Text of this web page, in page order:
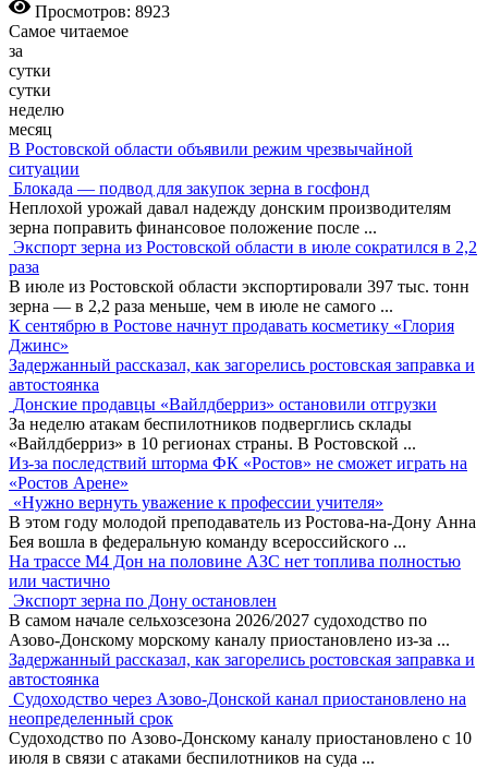
Просмотров: 8923
Самое читаемое
за
сутки
сутки
неделю
месяц
В Ростовской области объявили режим чрезвычайной
ситуации
Блокада — подвод для закупок зерна в госфонд
Неплохой урожай давал надежду донским производителям
зерна поправить финансовое положение после ...
Экспорт зерна из Ростовской области в июле сократился в 2,2
раза
В июле из Ростовской области экспортировали 397 тыс. тонн
зерна — в 2,2 раза меньше, чем в июле не самого ...
К сентябрю в Ростове начнут продавать косметику «Глория
Джинс»
Задержанный рассказал, как загорелись ростовская заправка и
автостоянка
Донские продавцы «Вайлдберриз» остановили отгрузки
За неделю атакам беспилотников подверглись склады
«Вайлдберриз» в 10 регионах страны. В Ростовской ...
Из-за последствий шторма ФК «Ростов» не сможет играть на
«Ростов Арене»
«Нужно вернуть уважение к профессии учителя»
В этом году молодой преподаватель из Ростова-на-Дону Анна
Бея вошла в федеральную команду всероссийского ...
На трассе М4 Дон на половине АЗС нет топлива полностью
или частично
Экспорт зерна по Дону остановлен
В самом начале сельхозсезона 2026/2027 судоходство по
Азово-Донскому морскому каналу приостановлено из-за ...
Задержанный рассказал, как загорелись ростовская заправка и
автостоянка
Судоходство через Азово-Донской канал приостановлено на
неопределенный срок
Судоходство по Азово-Донскому каналу приостановлено с 10
июля в связи с атаками беспилотников на суда ...